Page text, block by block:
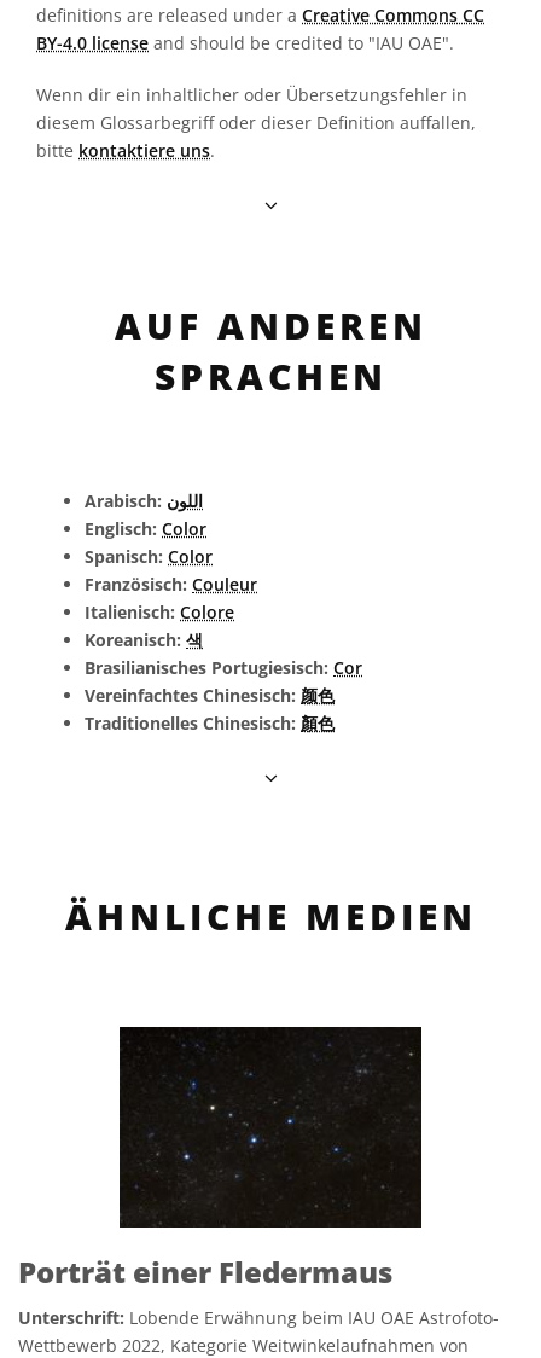
definitions are released under a Creative Commons CC
BY-4.0 license and should be credited to "IAU OAE".
Wenn dir ein inhaltlicher oder Übersetzungsfehler in
diesem Glossarbegriff oder dieser Definition auffallen,
bitte kontaktiere uns.
AUF ANDEREN
SPRACHEN
Arabisch: اللون
Englisch: Color
Spanisch: Color
Französisch: Couleur
Italienisch: Colore
Koreanisch: 색
Brasilianisches Portugiesisch: Cor
Vereinfachtes Chinesisch: 颜色
Traditionelles Chinesisch: 顏色
ÄHNLICHE MEDIEN
Porträt einer Fledermaus
Unterschrift: Lobende Erwähnung beim IAU OAE Astrofoto-
Wettbewerb 2022, Kategorie Weitwinkelaufnahmen von